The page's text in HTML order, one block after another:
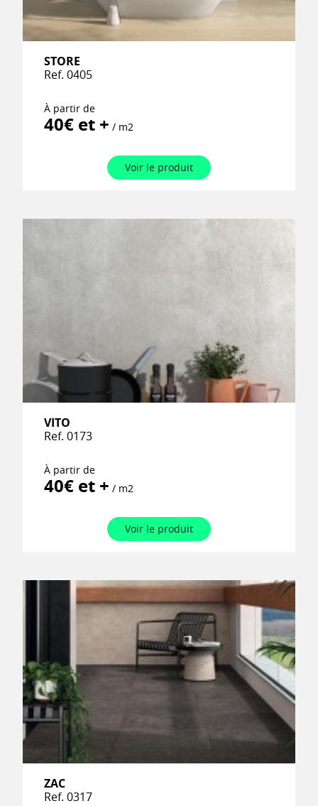
STORE
Ref. 0405
À partir de
40€ et + / m2
Voir le produit
VITO
Ref. 0173
À partir de
40€ et + / m2
Voir le produit
ZAC
Ref. 0317